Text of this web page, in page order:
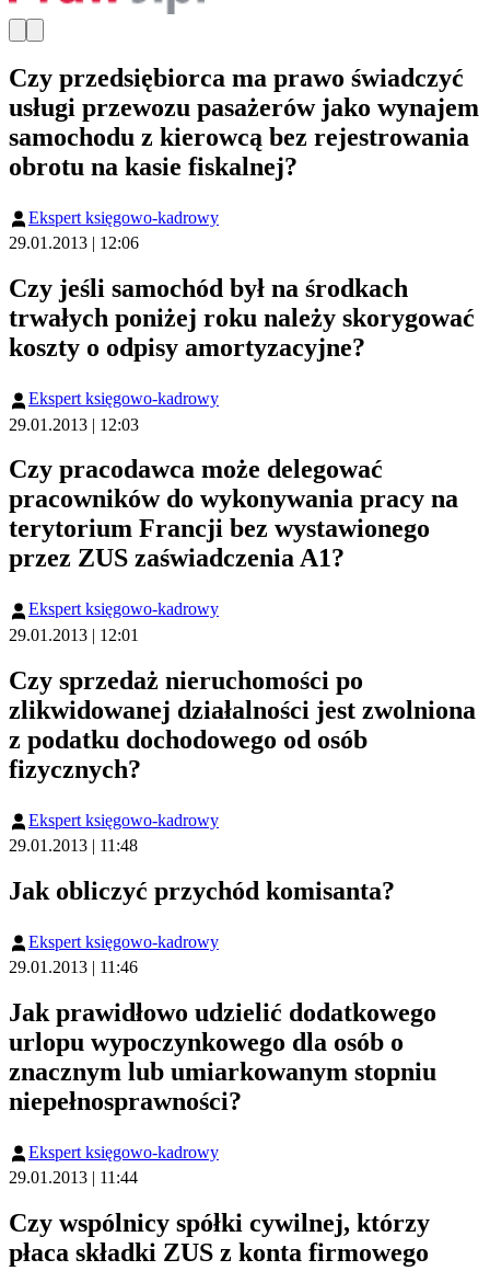
Czy przedsiębiorca ma prawo świadczyć
usługi przewozu pasażerów jako wynajem
samochodu z kierowcą bez rejestrowania
obrotu na kasie fiskalnej?
Ekspert księgowo-kadrowy
29.01.2013 | 12:06
Czy jeśli samochód był na środkach
trwałych poniżej roku należy skorygować
koszty o odpisy amortyzacyjne?
Ekspert księgowo-kadrowy
29.01.2013 | 12:03
Czy pracodawca może delegować
pracowników do wykonywania pracy na
terytorium Francji bez wystawionego
przez ZUS zaświadczenia A1?
Ekspert księgowo-kadrowy
29.01.2013 | 12:01
Czy sprzedaż nieruchomości po
zlikwidowanej działalności jest zwolniona
z podatku dochodowego od osób
fizycznych?
Ekspert księgowo-kadrowy
29.01.2013 | 11:48
Jak obliczyć przychód komisanta?
Ekspert księgowo-kadrowy
29.01.2013 | 11:46
Jak prawidłowo udzielić dodatkowego
urlopu wypoczynkowego dla osób o
znacznym lub umiarkowanym stopniu
niepełnosprawności?
Ekspert księgowo-kadrowy
29.01.2013 | 11:44
Czy wspólnicy spółki cywilnej, którzy
płaca składki ZUS z konta firmowego